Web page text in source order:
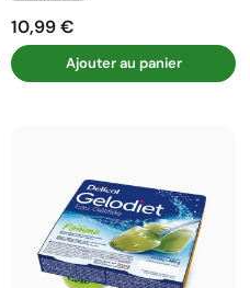
Prix
10,99 €
Ajouter au panier